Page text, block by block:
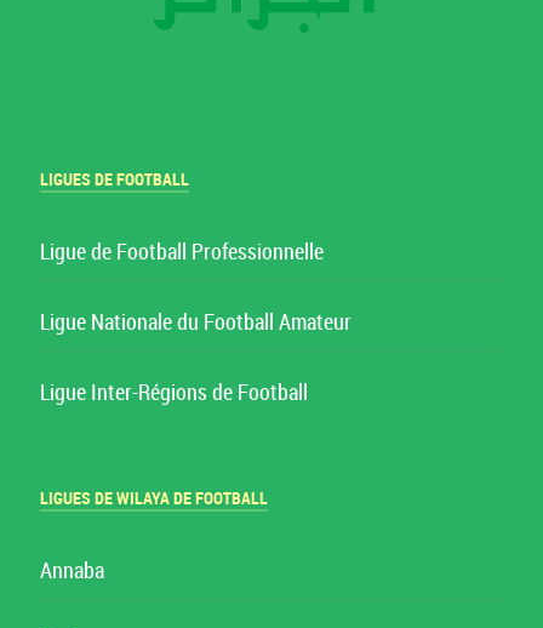
LIGUES DE FOOTBALL
Ligue de Football Professionnelle
Ligue Nationale du Football Amateur
Ligue Inter-Régions de Football
LIGUES DE WILAYA DE FOOTBALL
Annaba